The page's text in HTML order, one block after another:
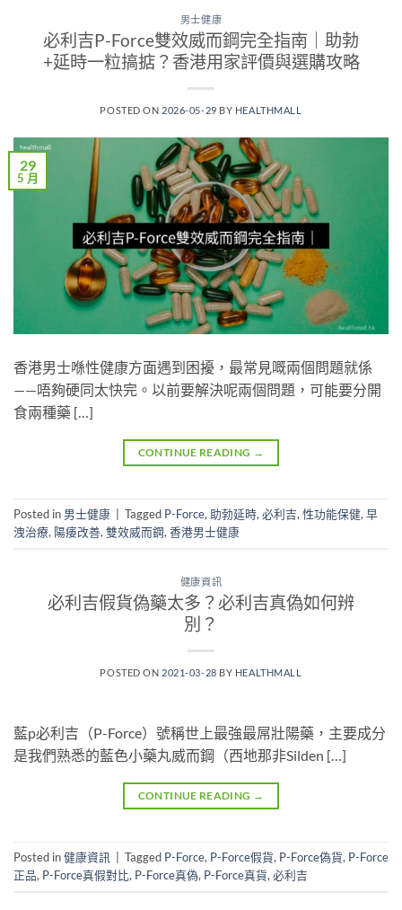
男士健康
必利吉P-Force雙效威而鋼完全指南｜助勃
+延時一粒搞掂？香港用家評價與選購攻略
POSTED ON 2026-05-29 BY HEALTHMALL
29
5 月
香港男士喺性健康方面遇到困擾，最常見嘅兩個問題就係
——唔夠硬同太快完。以前要解決呢兩個問題，可能要分開
食兩種藥 […]
CONTINUE READING →
Posted in 男士健康 Tagged P-Force,助勃延時,必利吉,性功能保健,早
洩治療, 陽痿改善,雙效威而鋼,香港男士健康
健康資訊
必利吉假貨偽藥太多？必利吉真偽如何辨
別？
POSTED ON 2021-03-28 BY HEALTHMALL
藍p必利吉（P-Force）號稱世上最強最屌壯陽藥，主要成分
是我們熟悉的藍色小藥丸威而鋼（西地那非Silden […]
CONTINUE READING →
Posted in健康資訊 Tagged P-Force, P-Force假貨, P-Force偽貨, P-Force
正品, P-Force真假對比, P-Force真偽, P-Force真貨, 必利吉